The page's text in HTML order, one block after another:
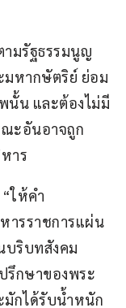
มรัฐธรรมนูญ
มหากษัตริย์ ย่อม
นั้น และต้องไม่มี
ณะอันอาจถูก
าร
ให้คำ
ารราชการแผ่น
บริบทสังคม
รึกษาของพระ
มักได้รับน้ำหนัก